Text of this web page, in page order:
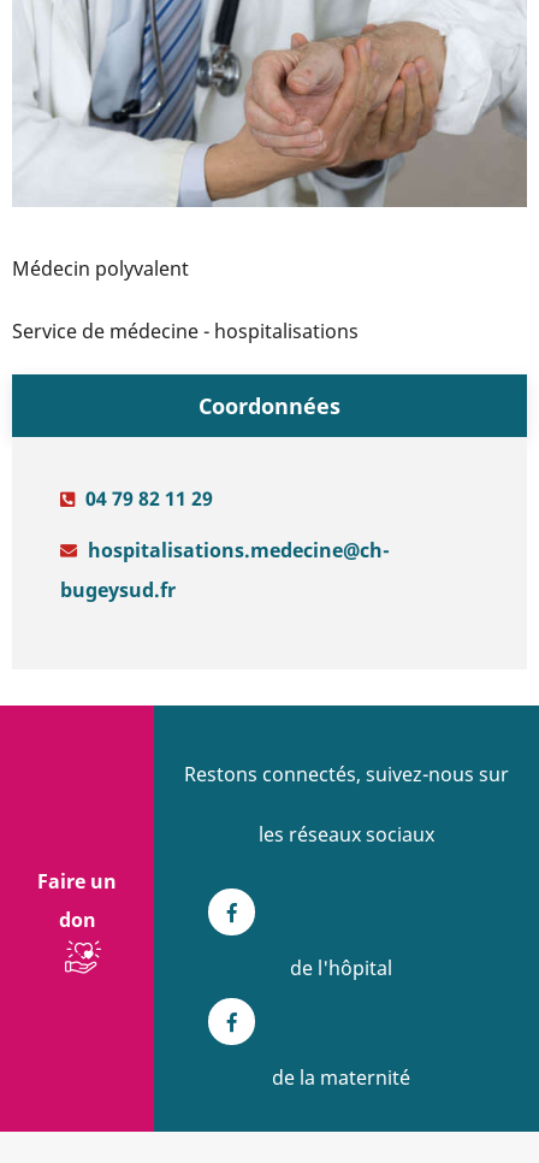
Médecin polyvalent
Service de médecine - hospitalisations
Coordonnées
04 79 82 11 29
hospitalisations.medecine@ch-
bugeysud.fr
Faire un
don
Restons connectés, suivez-nous sur
les réseaux sociaux
Facebook
de l'hôpital
Facebook
de la maternité